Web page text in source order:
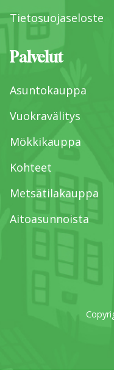
Tietosuojaseloste
Palvelut
Asuntokauppa
Vuokravälitys
Mökkikauppa
Kohteet
Metsätilakauppa
Aitoasunnoista